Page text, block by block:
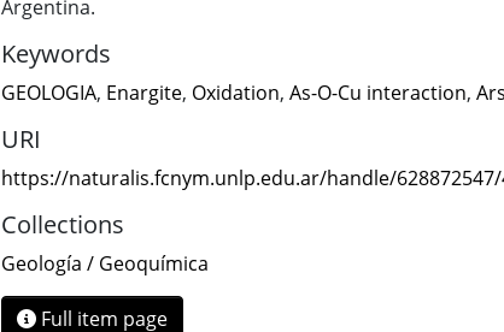
Argentina.
Keywords
GEOLOGIA, Enargite, Oxidation, As-O-Cu interaction,
URI
https://naturalis.fcnym.unlp.edu.ar/handle/628872547/
Collections
Geología / Geoquímica
Full item page